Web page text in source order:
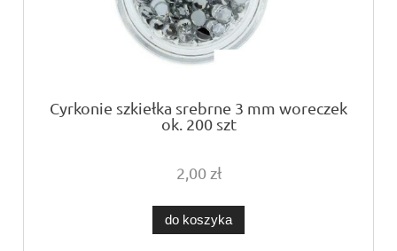
Cyrkonie szkiełka srebrne 3 mm woreczek
ok. 200 szt
2,00 zł
do koszyka